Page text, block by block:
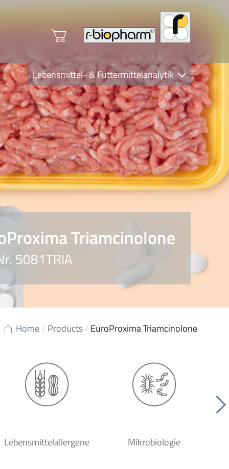
Lebensmittel- & Futtermittelanalytik
Clinical Diagnostics
R-Biopharm AG
Nutrition Care
Triamcinolone
5081TRIA
Home /Products/EuroProxima Triamcinolone
Lebensmittelallergene Mikrobiologie